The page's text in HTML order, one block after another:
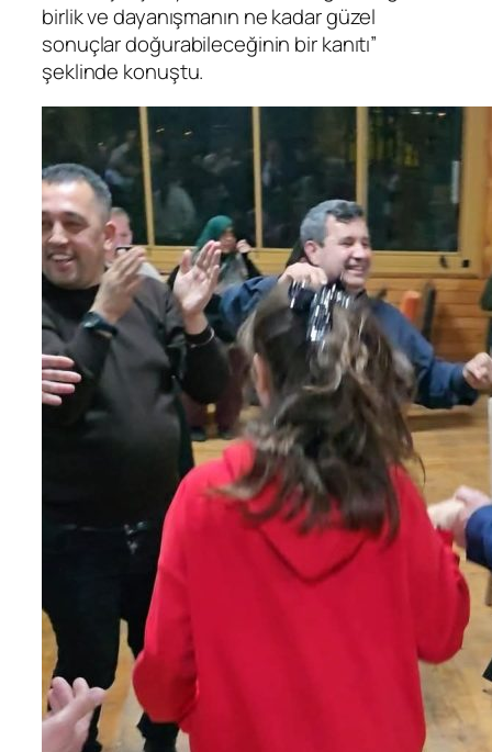
birlik ve dayanışmanın ne kadar güzel
sonuçlar doğurabileceğinin bir kanıtı”
şeklinde konuştu.